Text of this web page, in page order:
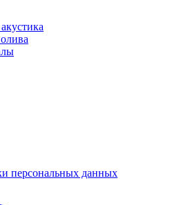
персональных данных